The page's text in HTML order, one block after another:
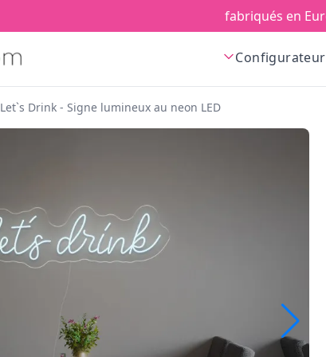
fabriqués en Europe!
Configurateur
Let`s Drink - Signe lumineux au neon LED